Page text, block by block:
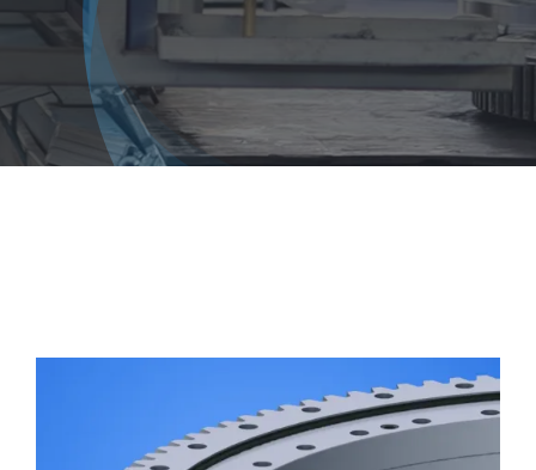
新闻
职业